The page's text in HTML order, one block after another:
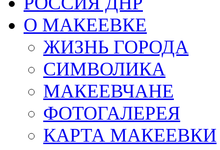
О МАКЕЕВКЕ
ЖИЗНЬ ГОРОДА
СИМВОЛИКА
МАКЕЕВЧАНЕ
ФОТОГАЛЕРЕЯ
КАРТА МАКЕЕВКИ